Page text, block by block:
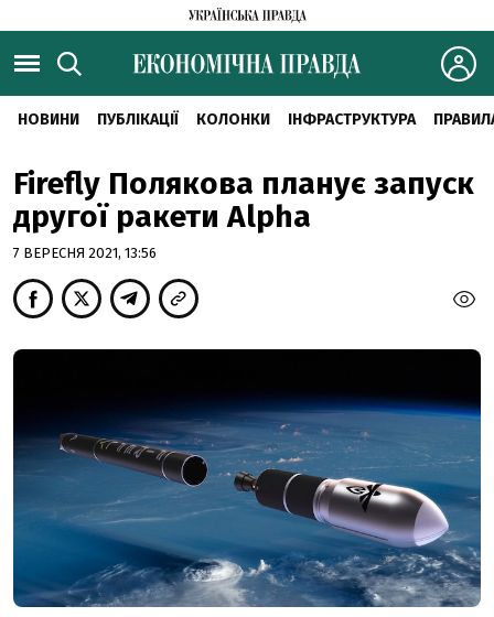
НОВИНИ ПУБЛІКАЦІЇ КОЛОНКИ ІНФРАСТРУКТУРА
Firefly Полякова планує запуск
другої ракети Alpha
7 ВЕРЕСНЯ 2021, 13:56